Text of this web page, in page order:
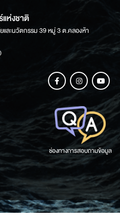
ห่งชาติ
ละนวัตกรรม 39 หมู่ 3 ต.คลองห้า
ช่องทางการสอบถามข้อมูล